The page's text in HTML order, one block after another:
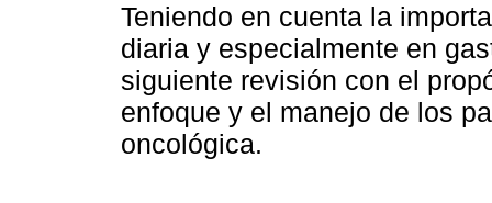
Teniendo en cuenta la
diaria y especialmente en
siguiente revisión con el
enfoque y el manejo de los
oncológica.